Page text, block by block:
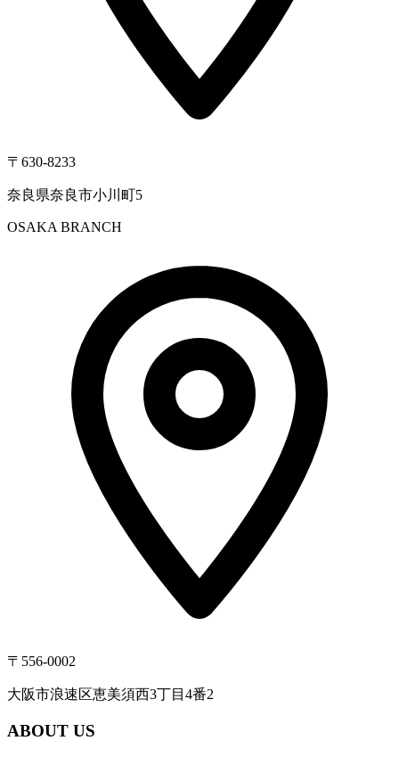
〒630-8233
奈良県奈良市小川町5
OSAKA BRANCH
〒556-0002
大阪市浪速区恵美須西3丁目4番2
ABOUT US